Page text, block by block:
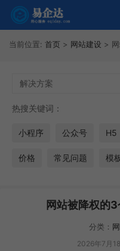
当前位置: 首页 > 网站建设 >
热搜关键词：
小程序 公众号 H5
价格 常见问题 模
网站被降权的
分类：
2026年7月